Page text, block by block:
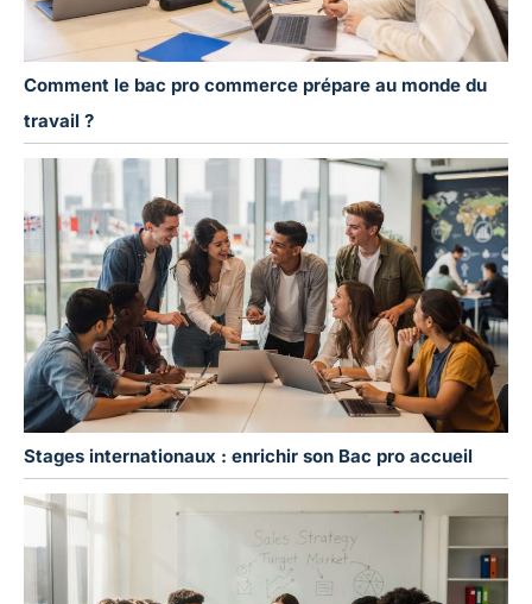
Comment le bac pro commerce prépare au monde du
travail ?
Stages internationaux : enrichir son Bac pro accueil